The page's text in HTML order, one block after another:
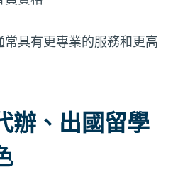
具有更專業的服務和更高
辦、出國留學